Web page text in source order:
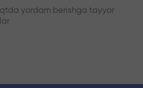
yordam berishga tayyor